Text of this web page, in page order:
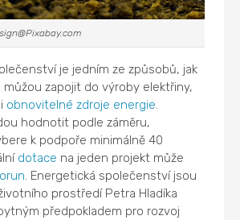
je jedním ze způsobů, jak
zapojit do výroby elektřiny,
obnovitelné zdroje energie.
hodnotit podle záměru,
k podpoře minimálně 40
dotace na jeden projekt může
. Energetická společenství jsou
prostředí Petra Hladíka
předpokladem pro rozvoj